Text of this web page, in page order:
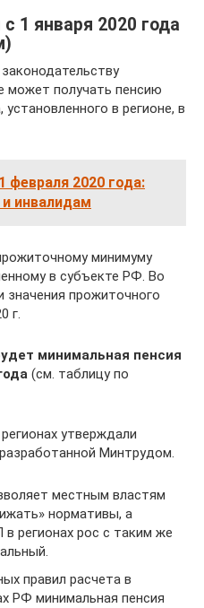
1 января 2020 года
может получать пенсию
в регионе, в
февраля 2020 года:
инвалидам
минимуму
в субъекте РФ. Во
значения прожиточного
г.
минимальная пенсия
(см. таблицу по
утверждали
Минтрудом.
местным властям
нормативы, а
регионах рос с таким же
правил расчета в
РФ минимальная пенсия